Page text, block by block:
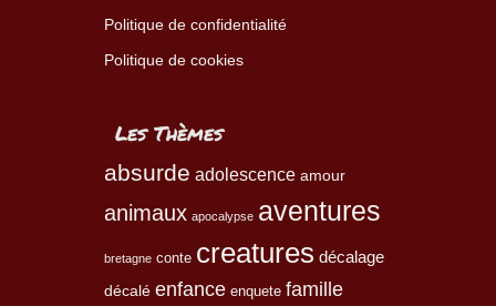
Politique de confidentialité
Politique de cookies
Les Thèmes
absurde adolescence amour
animaux apocalypse aventures
bretagne conte creatures décalage
décalé enfance enquete famille